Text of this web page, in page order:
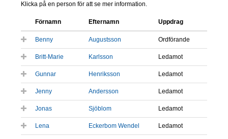
Klicka på en person för att se mer information.
Förnamn Efternamn Uppdrag
Benny Augustsson Ordförande
Britt-Marie Karlsson Ledamot
Gunnar Henriksson Ledamot
Jenny Andersson Ledamot
Jonas Sjöblom Ledamot
Lena Eckerbom Wendel Ledamot